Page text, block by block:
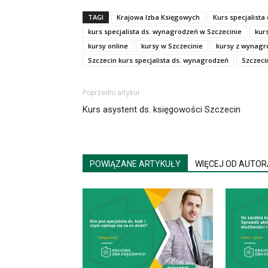
TAGI Krajowa Izba Księgowych
Kurs specjalista
kurs specjalista ds. wynagrodzeń w Szczecinie
kursy online
kursy w Szczecinie
kursy z
Szczecin kurs specjalista ds. wynagrodzeń
Poprzedni artykuł
Kurs asystent ds. księgowości Szczecin
POWIĄZANE ARTYKUŁY WIĘCEJ OD